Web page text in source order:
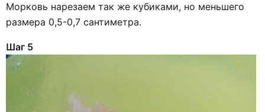
Морковь нарезаем так же кубиками, но меньшего
размера 0,5-0,7 сантиметра.
Шаг 5